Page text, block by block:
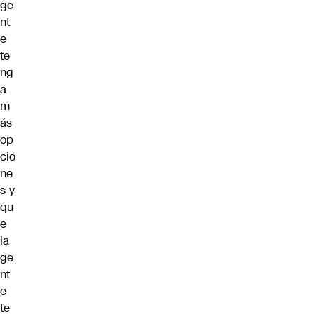
ge
nt
e
te
ng
a
m
ás
op
cio
ne
s y
qu
e
la
ge
nt
e
te